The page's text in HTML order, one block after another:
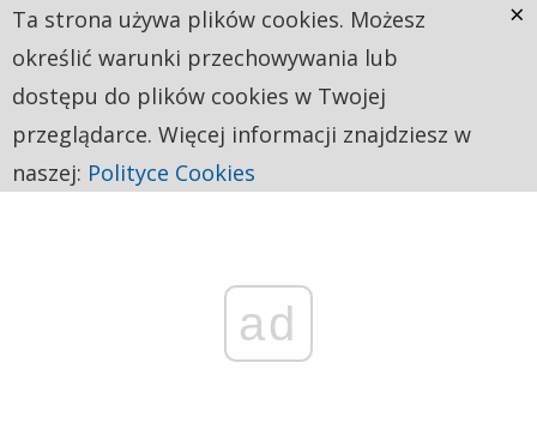
ad
Ta strona używa plików cookies. Możesz
określić warunki przechowywania lub
dostępu do plików cookies w Twojej
przeglądarce. Więcej informacji znajdziesz w
naszej: Polityce Cookies
×